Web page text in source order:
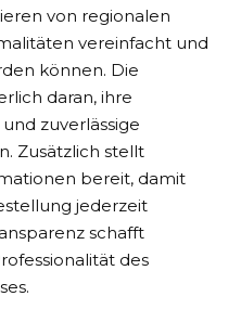
von regionalen
vereinfacht und
können. Die
daran, ihre
zuverlässige
Zusätzlich stellt
bereit, damit
jederzeit
schafft
des